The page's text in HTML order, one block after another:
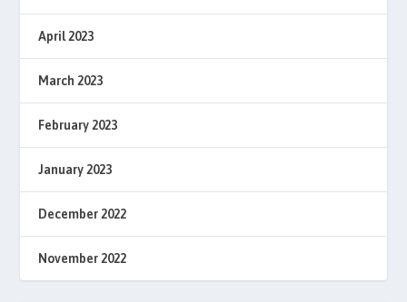
April 2023
March 2023
February 2023
January 2023
December 2022
November 2022